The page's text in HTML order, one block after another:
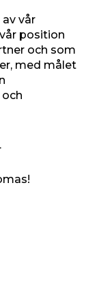
vår
position
och som
med målet